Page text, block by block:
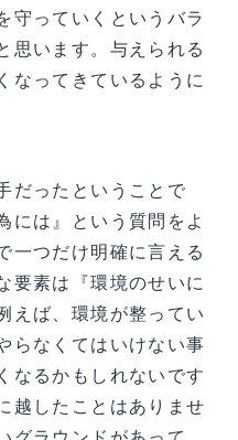
守っていくというバラ
思います。与えられる
なってきているように
だったということで
には』という質問をよ
一つだけ明確に言える
要素は『環境のせいに
えば、環境が整ってい
らなくてはいけない事
なるかもしれないです
越したことはありませ